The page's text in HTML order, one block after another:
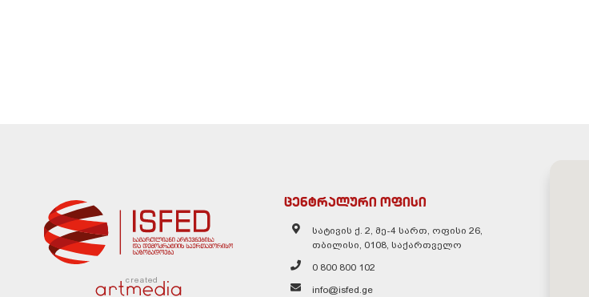
created
ცენტრალური ოფისი
სატივის ქ. 2, მე-4 სართ, ოფისი 26,
თბილისი, 0108, საქართველო
0 800 800 102
info@isfed.ge